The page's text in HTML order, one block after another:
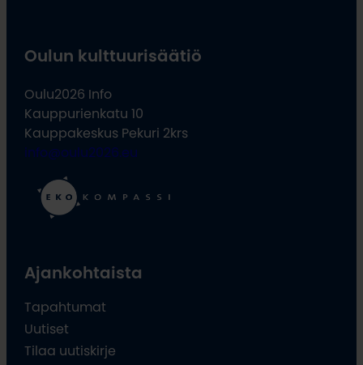
Oulun kulttuurisäätiö
Oulu2026 Info
Kauppurienkatu 10
Kauppakeskus Pekuri 2krs
info@oulu2026.eu
Ajankohtaista
Tapahtumat
Uutiset
Tilaa uutiskirje